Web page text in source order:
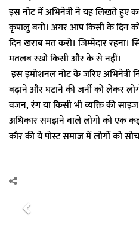
इस नोट में अभिनेत्री ने यह लिखते हुए
कृपालु बनो। अगर आप किसी के दिन
दिन खराब मत करो। जिम्मेदार
मतलब रखो किसी और के से नहीं।
इस इमोशनल नोट के जरिए अभिनेत्री
बढ़ाने और घटाने की जर्नी को लेकर
वजन, रंग या किसी भी व्यक्ति की
अधिकार समझने वाले लोगों को एक
कौर की ये पोस्ट समाज में लोगों को
P